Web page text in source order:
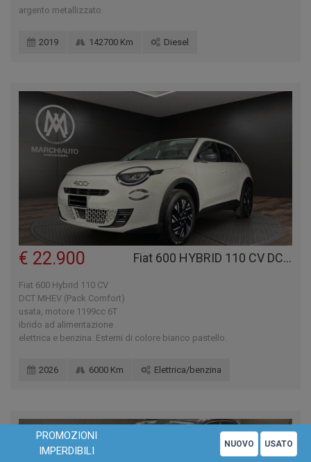
argento metallizzato.
2019 142700 Km Diesel
Fiat 600 HYBRID 110 CV DCT MHEV (PACK COMFORT)
€ 22.900
Fiat 600 Hybrid 110 CV
DCT MHEV (Pack Comfort)
usata, motore 1199cc 6T
ibrido ad alimentazione
elettrica e benzina. Esterni di colore bianco pastello.
2026 6000 Km Elettrica/benzina
PROMOZIONI
IMPERDIBILI
NUOVO USATO